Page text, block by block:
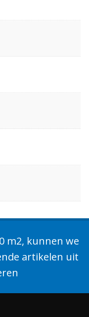
m2, kunnen we
artikelen uit